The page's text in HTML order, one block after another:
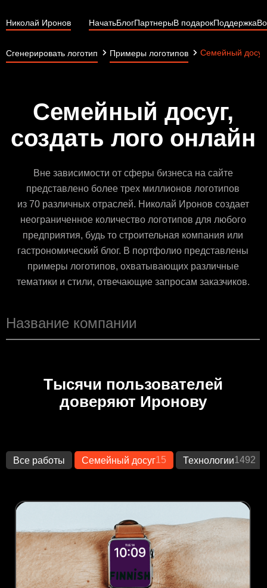
Николай Иронов НачатьБлогПартнерыВ подарокПоддержка
Сгенерировать логотип Примеры логотипов Семейный досуг
Семейный досуг,
создать лого онлайн
Вне зависимости от сферы бизнеса на сайте
представлено более трех миллионов логотипов
из 70 различных отраслей. Николай Иронов создает
неограниченное количество логотипов для любого
предприятия, будь то строительная компания или
гастрономический блог. В портфолио представлены
примеры логотипов, охватывающих различные
тематики и стили, отвечающие запросам заказчиков.
Тысячи пользователей
доверяют Иронову
Все работы Семейный досуг15 Технологии1492